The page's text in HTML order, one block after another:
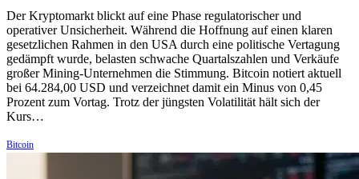
Der Kryptomarkt blickt auf eine Phase regulatorischer und
operativer Unsicherheit. Während die Hoffnung auf einen klaren
gesetzlichen Rahmen in den USA durch eine politische Vertagung
gedämpft wurde, belasten schwache Quartalszahlen und Verkäufe
großer Mining-Unternehmen die Stimmung. Bitcoin notiert aktuell
bei 64.284,00 USD und verzeichnet damit ein Minus von 0,45
Prozent zum Vortag. Trotz der jüngsten Volatilität hält sich der
Kurs…
Bitcoin